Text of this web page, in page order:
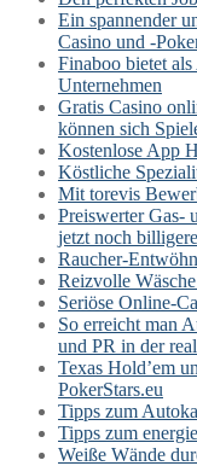
Ein spannender
Casino und -
Finaboo bietet
Unternehmen
Gratis Casino
können sich
Kostenlose App
Köstliche
Mit torevis
Preiswerter Gas-
jetzt noch
Raucher-
Reizvolle
Seriöse Online-
So erreicht man
und PR in der
Texas Hold’em
PokerStars.eu
Tipps zum
Tipps zum
Weiße Wände